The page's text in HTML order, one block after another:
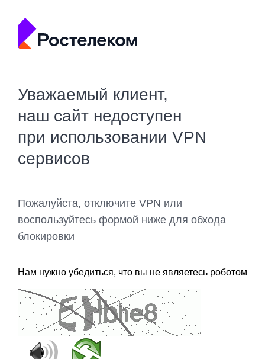
Уважаемый клиент,
наш сайт недоступен
при использовании VPN
сервисов
Пожалуйста, отключите VPN или
воспользуйтесь формой ниже для обхода
блокировки
Нам нужно убедиться, что вы не являетесь роботом